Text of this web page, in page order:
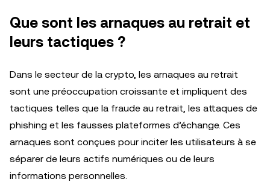
Que sont les arnaques au retrait et
leurs tactiques ?
Dans le secteur de la crypto, les arnaques au retrait
sont une préoccupation croissante et impliquent des
tactiques telles que la fraude au retrait, les attaques de
phishing et les fausses plateformes d’échange. Ces
arnaques sont conçues pour inciter les utilisateurs à se
séparer de leurs actifs numériques ou de leurs
informations personnelles.